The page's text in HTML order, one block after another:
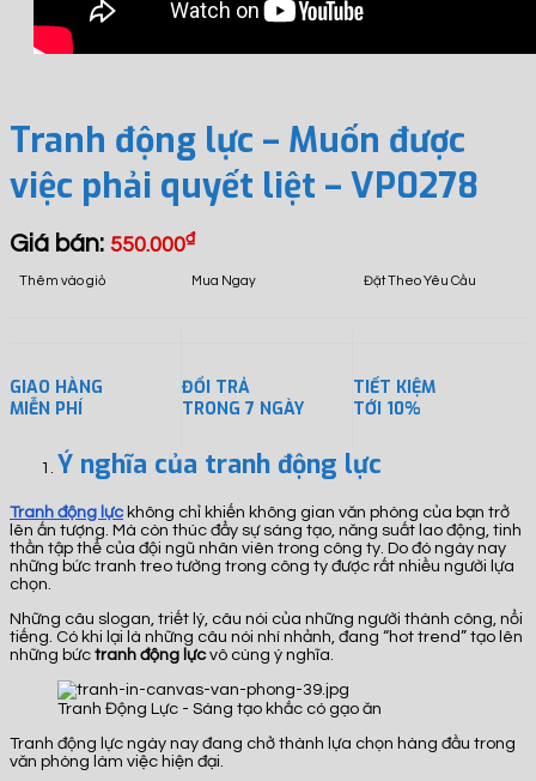
Tranh động lực – Muốn được
việc phải quyết liệt – VP0278
Giá bán: 550.000₫
Thêm vào giỏ Mua Ngay Đặt Theo Yêu Cầu
GIAO HÀNG
MIỄN PHÍ
ĐỔI TRẢ
TRONG 7 NGÀY
TIẾT KIỆM
TỚI 10%
Ý nghĩa của tranh động lực
Tranh động lựckhông chỉ khiến không gian văn phòng của bạn trở
lên ấn tượng. Mà còn thúc đẩy sự sáng tạo, năng suất lao động, tinh
thần tập thể của đội ngũ nhân viên trong công ty. Do đó ngày nay
những bức tranh treo tường trong công ty được rất nhiều người lựa
chọn.
Những câu slogan, triết lý, câu nói của những người thành công, nổi
tiếng. Có khi lại là những câu nói nhí nhảnh, đang “hot trend” tạo lên
những bức tranh động lựcvô cùng ý nghĩa.
Tranh Động Lực - Sáng tạo khắc có gạo ăn
Tranh động lực ngày nay đang chở thành lựa chọn hàng đầu trong
văn phòng làm việc hiện đại.